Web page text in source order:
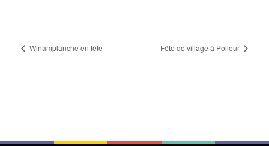
Winamplanche en fête Fête de village à Polleur